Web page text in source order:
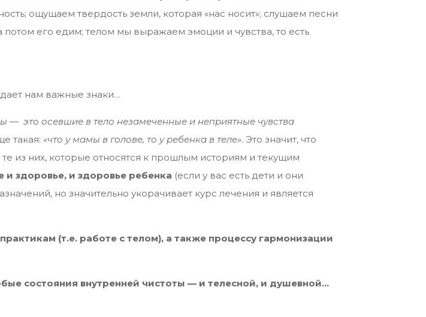
ощущаем твердость земли, которая «нас носит»; слушаем песни
его едим; телом мы выражаем эмоции и чувства, то есть
нам важные знаки…
— это осевшие в тело незамеченные и неприятные чувства
такая: «что у мамы в голове, то у ребенка в теле». Это значит, что
из них, которые относятся к прошлым историям и текущим
и здоровье, и здоровье ребенка (если у вас есть дети и они
но значительно укорачивает курс лечения и является
(т.е. работе с телом), а также процессу гармонизации
состояния внутренней чистоты — и телесной, и душевной…